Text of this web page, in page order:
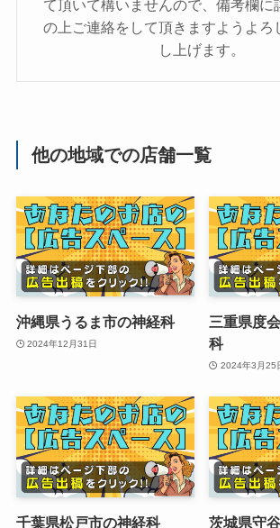
て頂いて構いませんので、備考欄に
の上ご連絡をして頂きますようよろ
し上げます。
他の地域での店舗一覧
沖縄県うるま市の神経科
2024年12月31日
三重県度
科
2024年3月25
千葉県松戸市の神経科 茨城県守